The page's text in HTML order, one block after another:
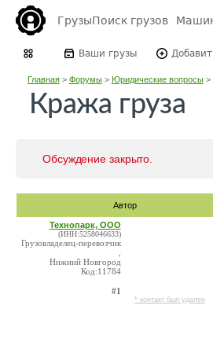
ГрузыПоиск грузов
Ваши грузы
Главная> Форумы> Юридические вопросы>
Кража груза
Обсуждение закрыто.
Автор
Технопарк, ООО
(ИНН:5258046633)
Грузовладелец-перевозчик
Нижний Новгород
Код:11784
#1
* контакт был удален